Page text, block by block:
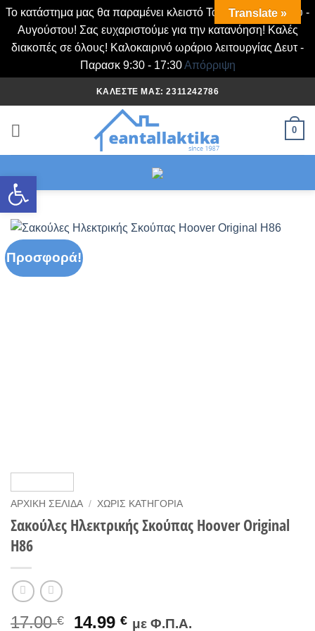
Ανοίξτε τη γραμμή εργαλείων
Το κατάστημα μας θα παραμένει κλειστό Τα Σάββατα Ιουλίου -
Αυγούστου! Σας ευχαριστούμε για την κατανόηση! Καλές
διακοπές σε όλους! Καλοκαιρινό ωράριο λειτουργίας Δευτ -
Παρασκ 9:30 - 17:30Απόρριψη
στο
ΚΑΛΈΣΤΕ ΜΑΣ: 2311242786
0
Προσφορά!
ΑΡΧΙΚΉ ΣΕΛΊΔΑ / ΧΩΡΊΣ ΚΑΤΗΓΟΡΊΑ
Σακούλες Ηλεκτρικής Σκούπας Hoover Original
H86
17.00€
Original
14.99€Ημε Φ.Π.Α.
Translate »